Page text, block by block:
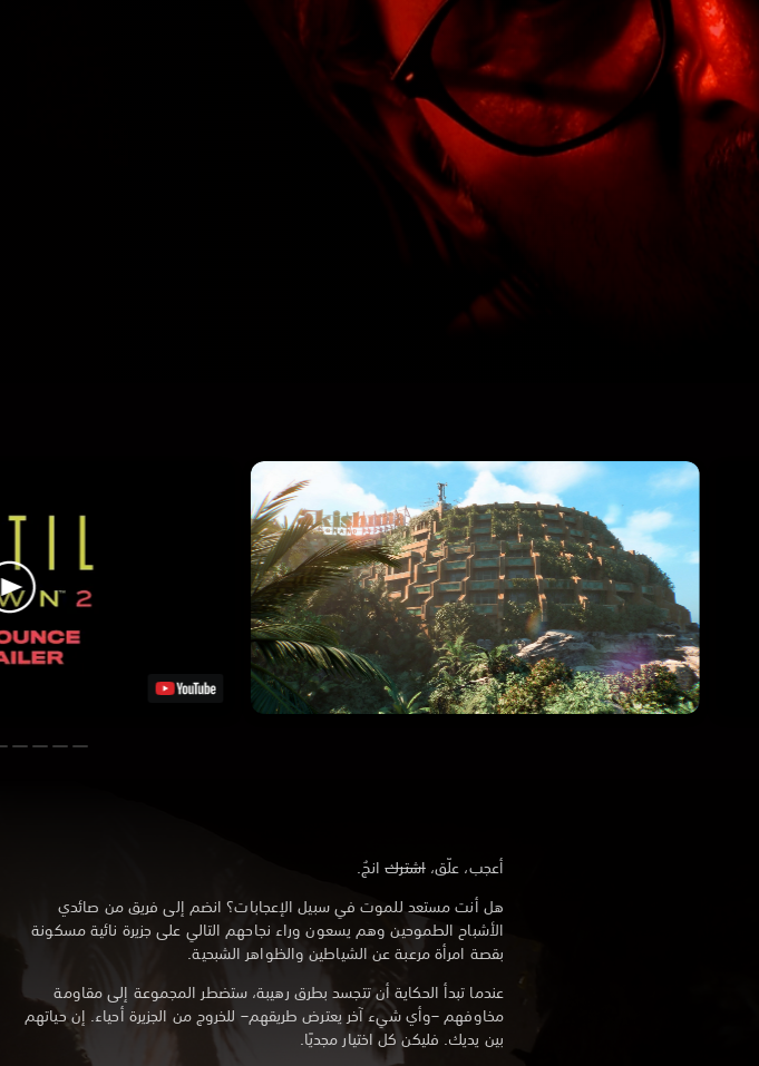
أعجب، علّق،اشتركانجُ.
هل أنت مستعد للموت في سبيل الإعجابات؟ انضم إلى فريق من صائدي
الأشباح الطموحين وهم يسعون وراء نجاحهم التالي على جزيرة نائية مسكونة
بقصة امرأة مرعبة عن الشياطين والظواهر الشبحية.
عندما تبدأ الحكاية أن تتجسد بطرق رهيبة، ستضطر المجموعة إلى مقاومة
مخاوفهم –وأي شيء آخر يعترض طريقهم– للخروج من الجزيرة أحياء. إن حياتهم
بين يديك. فليكن كل اختيار مجديًا.